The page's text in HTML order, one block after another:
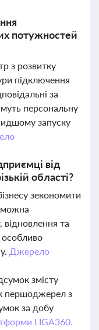
потужностей
з розвитку
підключення
за
персональну
запуску
від
області?
зекономити
можна
відновлення та
Джерело
змісту
першоджерел з
за добу
LIGA360.